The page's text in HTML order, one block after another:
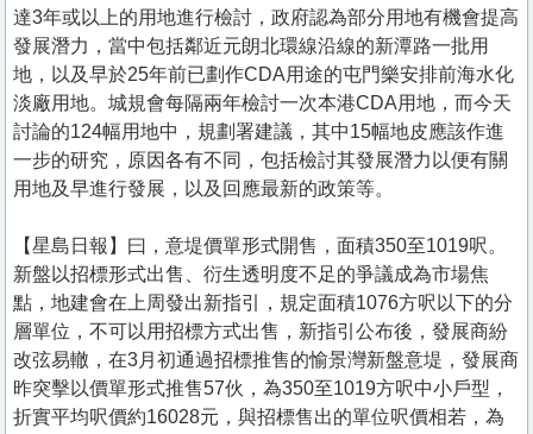
達3年或以上的用地進行檢討，政府認為部分用地有機會提高
發展潛力，當中包括鄰近元朗北環線沿線的新潭路一批用
地，以及早於25年前已劃作CDA用途的屯門樂安排前海水化
淡廠用地。城規會每隔兩年檢討一次本港CDA用地，而今天
討論的124幅用地中，規劃署建議，其中15幅地皮應該作進
一步的研究，原因各有不同，包括檢討其發展潛力以便有關
用地及早進行發展，以及回應最新的政策等。
【星島日報】曰，意堤價單形式開售，面積350至1019呎。
新盤以招標形式出售、衍生透明度不足的爭議成為市場焦
點，地建會在上周發出新指引，規定面積1076方呎以下的分
層單位，不可以用招標方式出售，新指引公布後，發展商紛
改弦易轍，在3月初通過招標推售的愉景灣新盤意堤，發展商
昨突擊以價單形式推售57伙，為350至1019方呎中小戶型，
折實平均呎價約16028元，與招標售出的單位呎價相若，為